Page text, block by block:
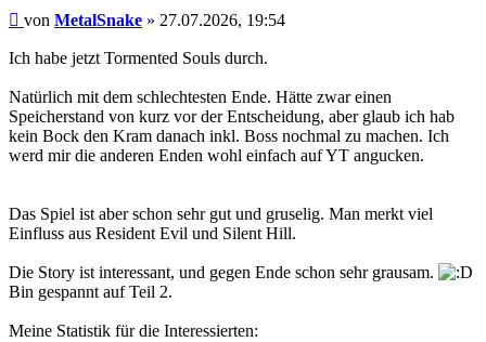
Beitrag
von MetalSnake » 27.07.2026, 19:54
Ich habe jetzt Tormented Souls durch.
Natürlich mit dem schlechtesten Ende. Hätte zwar einen
Speicherstand von kurz vor der Entscheidung, aber glaub ich hab
kein Bock den Kram danach inkl. Boss nochmal zu machen. Ich
werd mir die anderen Enden wohl einfach auf YT angucken.
Das Spiel ist aber schon sehr gut und gruselig. Man merkt viel
Einfluss aus Resident Evil und Silent Hill.
Die Story ist interessant, und gegen Ende schon sehr grausam.
Bin gespannt auf Teil 2.
Meine Statistik für die Interessierten: